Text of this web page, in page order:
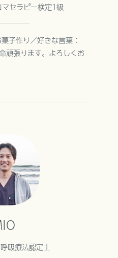
セラピー検定1級
子作り／好きな言葉：
頑張ります。よろしくお
吸療法認定士